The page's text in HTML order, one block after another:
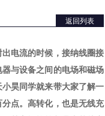
返回列表
电流的时候，接纳线圈接
与设备之间的电场和磁场
昊同学就来带大家了解一
点。高转化，也是无线充